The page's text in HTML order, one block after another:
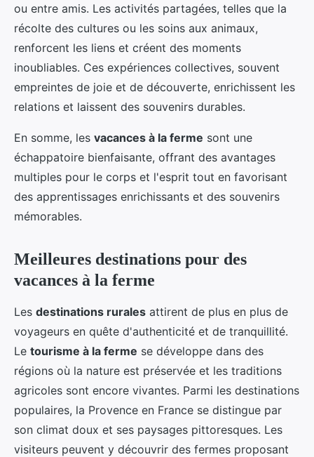
ou entre amis. Les activités partagées, telles que la
récolte des cultures ou les soins aux animaux,
renforcent les liens et créent des moments
inoubliables. Ces expériences collectives, souvent
empreintes de joie et de découverte, enrichissent les
relations et laissent des souvenirs durables.
En somme, les vacances à la ferme sont une
échappatoire bienfaisante, offrant des avantages
multiples pour le corps et l'esprit tout en favorisant
des apprentissages enrichissants et des souvenirs
mémorables.
Meilleures destinations pour des
vacances à la ferme
Les destinations rurales attirent de plus en plus de
voyageurs en quête d'authenticité et de tranquillité.
Le tourisme à la ferme se développe dans des
régions où la nature est préservée et les traditions
agricoles sont encore vivantes. Parmi les destinations
populaires, la Provence en France se distingue par
son climat doux et ses paysages pittoresques. Les
visiteurs peuvent y découvrir des fermes proposant